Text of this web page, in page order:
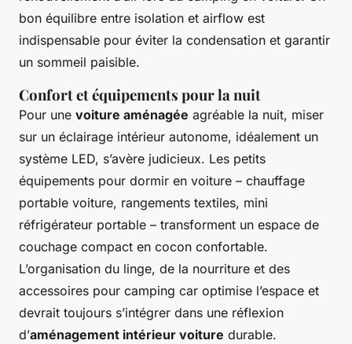
bon équilibre entre isolation et airflow est
indispensable pour éviter la condensation et garantir
un sommeil paisible.
Confort et équipements pour la nuit
Pour une voiture aménagée agréable la nuit, miser
sur un éclairage intérieur autonome, idéalement un
système LED, s’avère judicieux. Les petits
équipements pour dormir en voiture – chauffage
portable voiture, rangements textiles, mini
réfrigérateur portable – transforment un espace de
couchage compact en cocon confortable.
L’organisation du linge, de la nourriture et des
accessoires pour camping car optimise l’espace et
devrait toujours s’intégrer dans une réflexion
d’aménagement intérieur voiture durable.